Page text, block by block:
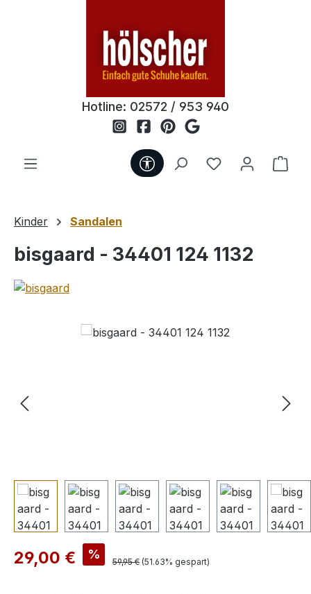
Hotline: 02572 / 953 940
Werkzeugleiste anzeigen
Du hast 0
Kinder Sandalen
bisgaard - 34401 124 1132
Bildergalerie überspringen
Verkaufspreis:
29,00 € % Regulärer Preis:
59,95 € (51.63% gespart)